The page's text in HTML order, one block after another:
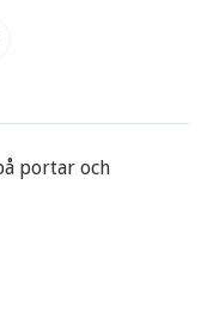
portar och